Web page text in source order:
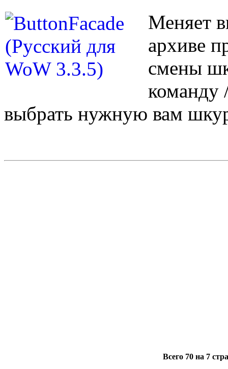
Меняет
архиве
смены
команду
выбрать нужную вам
Всего 70 на 7